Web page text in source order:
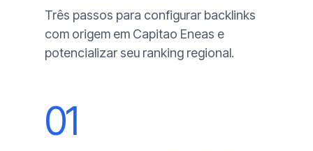
Três passos para configurar backlinks
com origem em Capitao Eneas e
potencializar seu ranking regional.
01